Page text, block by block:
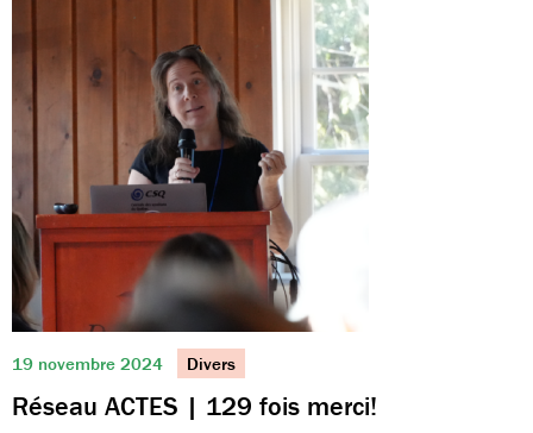
19 novembre 2024 Divers
Réseau ACTES | 129 fois merci!